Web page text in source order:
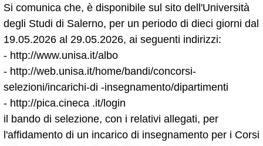
Si comunica che, è disponibile sul sito dell'Università
degli Studi di Salerno, per un periodo di dieci giorni dal
19.05.2026 al 29.05.2026, ai seguenti indirizzi:
- http://www.unisa.it/albo
- http://web.unisa.it/home/bandi/concorsi-
selezioni/incarichi-di -insegnamento/dipartimenti
- http://pica.cineca .it/login
il bando di selezione, con i relativi allegati, per
l'affidamento di un incarico di insegnamento per i Corsi